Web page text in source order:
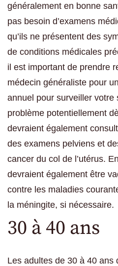
généralement en bonne
pas besoin d’examens
qu’ils ne présentent des
de conditions médicales
il est important de prendre
médecin généraliste pour
annuel pour surveiller votre
problème potentiellement
devraient également
des examens pelviens et
cancer du col de l’utérus.
devraient également être
contre les maladies
la méningite, si nécessaire.
30 à 40 ans
Les adultes de 30 à 40 ans